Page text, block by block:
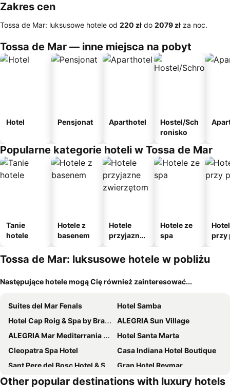
Zakres cen
Tossa de Mar: luksusowe hotele od ‎220 zł do ‎2079 zł za noc.
Tossa de Mar — inne miejsca na pobyt
Hotel Pensjonat Aparthotel
Hostel/Sch
ronisko
Popularne kategorie hoteli w Tossa de Mar
Tanie
hotele
Hotele z
basenem
Hotele
przyjazne
m
Hotele ze
spa
przy
Tossa de Mar: luksusowe hotele w pobliżu
Następujące hotele mogą Cię również zainteresować...
Suites del Mar Fenals
Hotel Samba
Hotel Cap Roig & Spa by Brava Hoteles
ALEGRIA Sun Village
ALEGRIA Mar Mediterrania - Adults Only
Hotel Santa Marta
Cleopatra Spa Hotel
Casa Indiana Hotel Boutique
Sant Pere del Bosc Hotel & Spa - Adults Recommended
Gran Hotel Reymar
Hotel NM Suites
Hotel Cala del Pi - Adults Only
Other popular destinations with luxury hotels